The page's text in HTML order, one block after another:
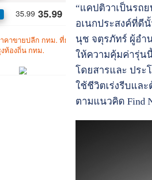
“แคปติวาเป็นรถ
อเนกประสงค์ที่ดี
นุช จตุรภัทร์ ผู้อำ
ให้ความคุ้มค่ารุ่น
โดยสารและ ปร
ใช้ชีวิตเร่งรีบแล
ตามแนวคิด Find